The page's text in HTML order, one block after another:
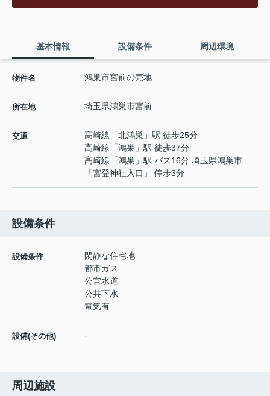
基本情報 設備条件 周辺環境
物件名 鴻巣市宮前の売地
所在地 埼玉県鴻巣市宮前
交通 高崎線 「北鴻巣 」駅 徒歩25分
高崎線 「鴻巣 」駅 徒歩37分
高崎線 「鴻巣 」駅 バス16分 埼玉県鴻巣市
「宮登神社入口」 停歩3分
設備条件
設備条件
閑静な住宅地
都市ガス
公営水道
公共下水
電気有
設備(その他) -
周辺施設